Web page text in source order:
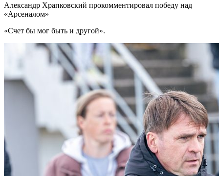
Александр Храпковский прокомментировал победу над
«Арсеналом»
«Счет бы мог быть и другой».